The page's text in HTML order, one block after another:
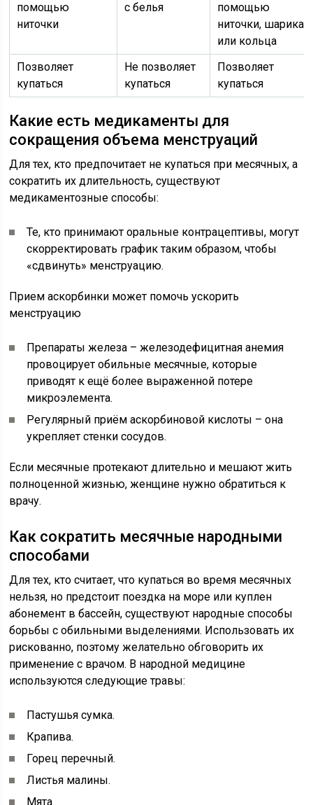
помощью
ниточки
с белья
помощью
ниточки, шарика
или кольца
Позволяет
купаться
Не позволяет
купаться
Позволяет
купаться
Какие есть медикаменты для
сокращения объема менструаций
Для тех, кто предпочитает не купаться при месячных, а
сократить их длительность, существуют
медикаментозные способы:
Те, кто принимают оральные контрацептивы, могут
скорректировать график таким образом, чтобы
«сдвинуть» менструацию.
Прием аскорбинки может помочь ускорить
менструацию
Препараты железа – железодефицитная анемия
провоцирует обильные месячные, которые
приводят к ещё более выраженной потере
микроэлемента.
Регулярный приём аскорбиновой кислоты – она
укрепляет стенки сосудов.
Если месячные протекают длительно и мешают жить
полноценной жизнью, женщине нужно обратиться к
врачу.
Как сократить месячные народными
способами
Для тех, кто считает, что купаться во время месячных
нельзя, но предстоит поездка на море или куплен
абонемент в бассейн, существуют народные способы
борьбы с обильными выделениями. Использовать их
рискованно, поэтому желательно обговорить их
применение с врачом. В народной медицине
используются следующие травы:
Пастушья сумка.
Крапива.
Горец перечный.
Листья малины.
Мята.